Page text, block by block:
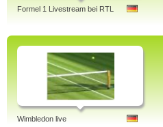
Formel 1 Livestream bei RTL
Wimbledon live